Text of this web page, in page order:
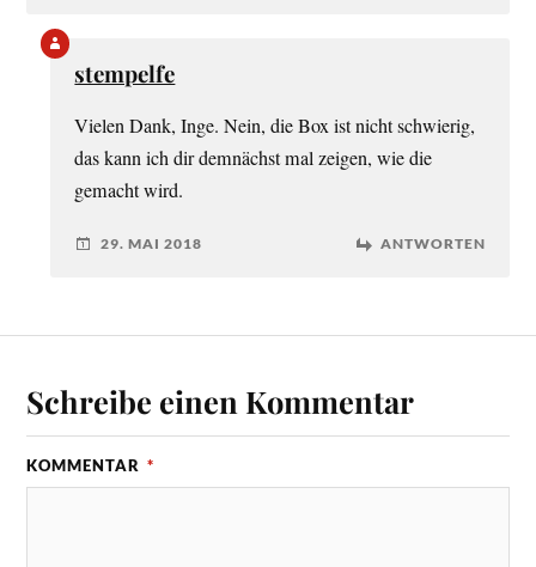
stempelfe
Vielen Dank, Inge. Nein, die Box ist nicht schwierig,
das kann ich dir demnächst mal zeigen, wie die
gemacht wird.
29. MAI 2018 ANTWORTEN
Schreibe einen Kommentar
KOMMENTAR *